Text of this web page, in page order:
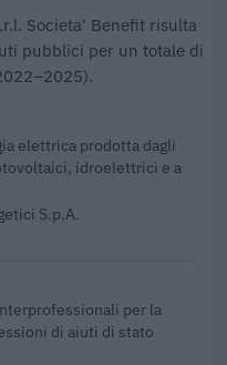
Societa' Benefit risulta
pubblici per un totale di
elettrica prodotta dagli
idroelettrici e a
S.p.A.
per la
di aiuti di stato